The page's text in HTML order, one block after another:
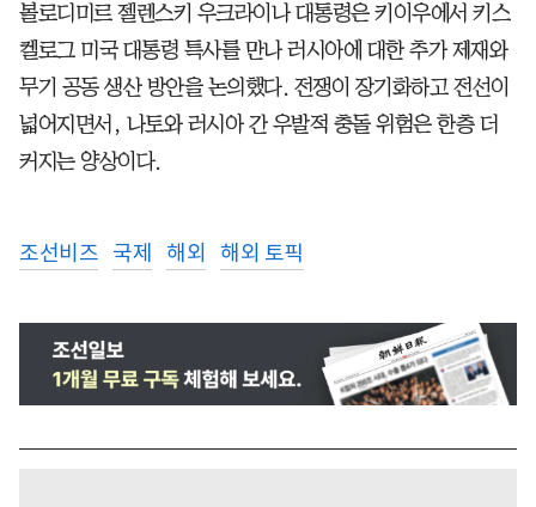
볼로디미르 젤렌스키 우크라이나 대통령은 키이우에서 키스
켈로그 미국 대통령 특사를 만나 러시아에 대한 추가 제재와
무기 공동 생산 방안을 논의했다. 전쟁이 장기화하고 전선이
넓어지면서, 나토와 러시아 간 우발적 충돌 위험은 한층 더
커지는 양상이다.
조선비즈 국제 해외 해외 토픽